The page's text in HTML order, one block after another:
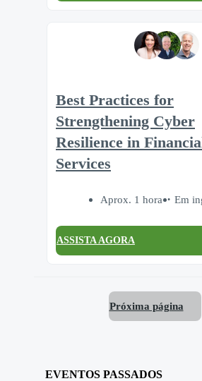
Best Practices for
Strengthening Cyber
Resilience in
Services
Aprox. 1 hora Em
ASSISTA AGORA
Próxima página
EVENTOS PASSADOS